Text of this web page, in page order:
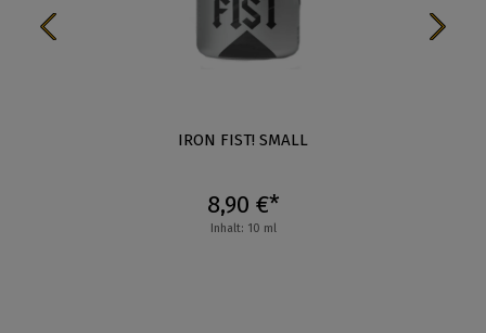
IRON FIST! SMALL
8,90 €*
Inhalt: 10 ml